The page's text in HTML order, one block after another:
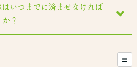
いつまでに済ませなければ
？